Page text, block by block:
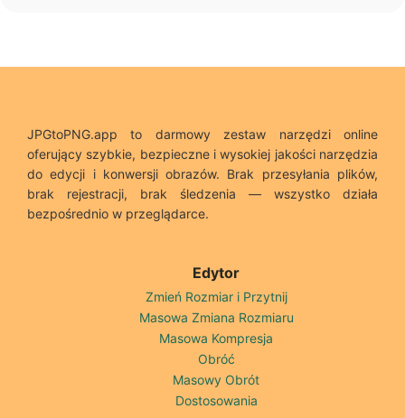
JPGtoPNG.app to darmowy zestaw narzędzi online
oferujący szybkie, bezpieczne i wysokiej jakości narzędzia
do edycji i konwersji obrazów. Brak przesyłania plików,
brak rejestracji, brak śledzenia — wszystko działa
bezpośrednio w przeglądarce.
Edytor
Zmień Rozmiar i Przytnij
Masowa Zmiana Rozmiaru
Masowa Kompresja
Obróć
Masowy Obrót
Dostosowania